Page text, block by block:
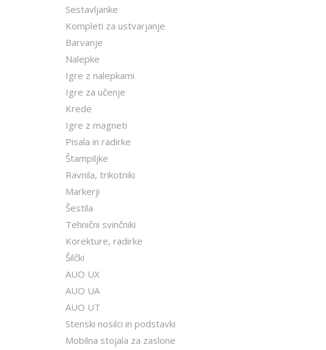
Sestavljanke
Kompleti za ustvarjanje
Barvanje
Nalepke
Igre z nalepkami
Igre za učenje
Krede
Igre z magneti
Pisala in radirke
Štampiljke
Ravnila, trikotniki
Markerji
Šestila
Tehnični svinčniki
Korekture, radirke
Šilčki
AUO UX
AUO UA
AUO UT
Stenski nosilci in podstavki
Mobilna stojala za zaslone